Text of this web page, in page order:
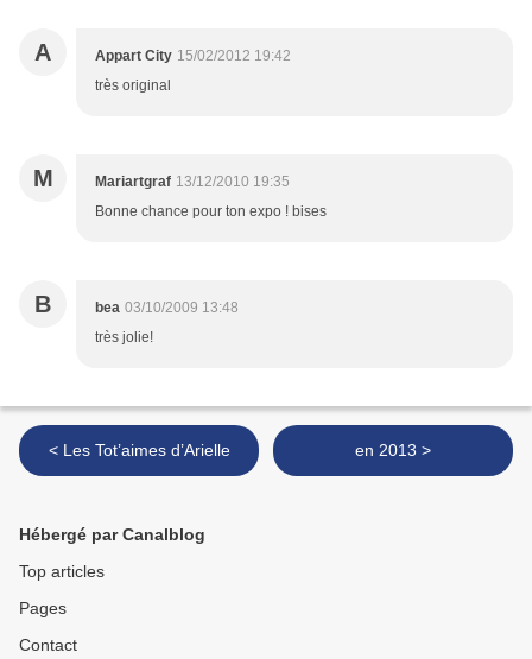
A Appart City 15/02/2012 19:42
très original
M Mariartgraf 13/12/2010 19:35
Bonne chance pour ton expo ! bises
B bea 03/10/2009 13:48
très jolie!
< Les Tot’aimes d’Arielle en 2013 >
Hébergé par Canalblog
Top articles
Pages
Contact